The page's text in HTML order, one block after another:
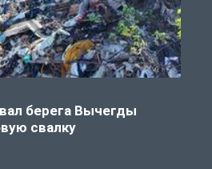
берега Вычегды
свалку